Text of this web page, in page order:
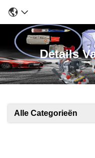
Details
Alle Categorieën